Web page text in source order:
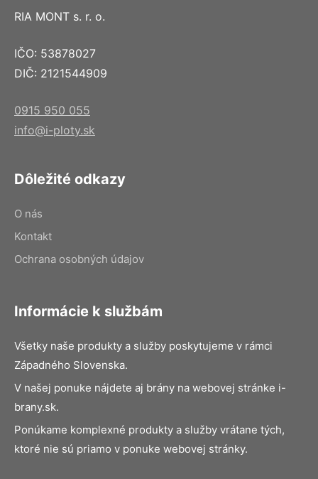
RIA MONT s. r. o.
IČO: 53878027
DIČ: 2121544909
0915 950 055
info@i-ploty.sk
Dôležité odkazy
O nás
Kontakt
Ochrana osobných údajov
Informácie k službám
Všetky naše produkty a služby poskytujeme v rámci
Západného Slovenska.
V našej ponuke nájdete aj brány na webovej stránke i-
brany.sk.
Ponúkame komplexné produkty a služby vrátane tých,
ktoré nie sú priamo v ponuke webovej stránky.